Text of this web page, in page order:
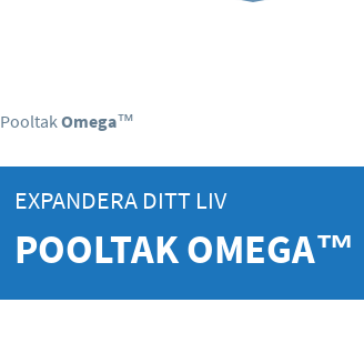
PooltakOmega™
EXPANDERA DITT LIV
POOLTAKOMEGA™